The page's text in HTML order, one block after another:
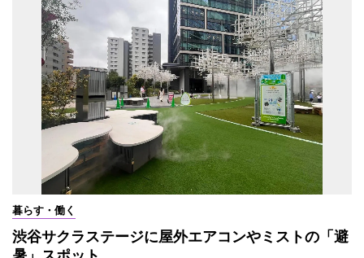
暮らす・働く
渋谷サクラステージに屋外エアコンやミストの「避